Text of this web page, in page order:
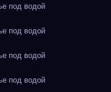
под водой
под водой
под водой
под водой